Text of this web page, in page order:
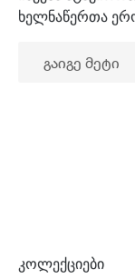
ხელნაწერთა
გაიგე მეტი
კოლექციები